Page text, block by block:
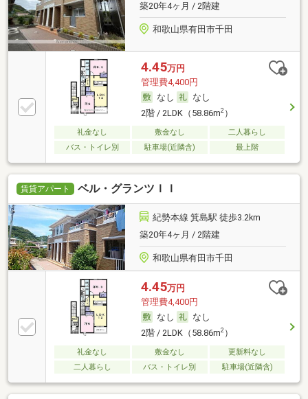
築20年4ヶ月 / 2階建
和歌山県有田市千田
4.45万円
管理費4,400円
なし
なし
2階 / 2LDK（58.86m2）
礼金なし 敷金なし
二人暮らし
バス・トイレ別
駐車場(近隣含) 最上階
賃貸アパート ベル・グランツＩＩ
紀勢本線 箕島駅 徒歩3.2km
築20年4ヶ月 / 2階建
和歌山県有田市千田
4.45万円
管理費4,400円
なし
なし
2階 / 2LDK（58.86m2）
礼金なし 敷金なし
更新料なし
二人暮らし
バス・トイレ別 駐車場(近隣含)